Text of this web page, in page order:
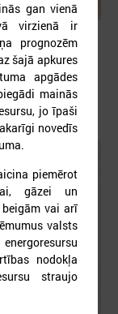
gan vienā
virzienā ir
prognozēm
šajā apkures
apgādes
mainās
jo īpaši
novedīs
piemērot
gāzei un
vai arī
valsts
nodokļa
straujo